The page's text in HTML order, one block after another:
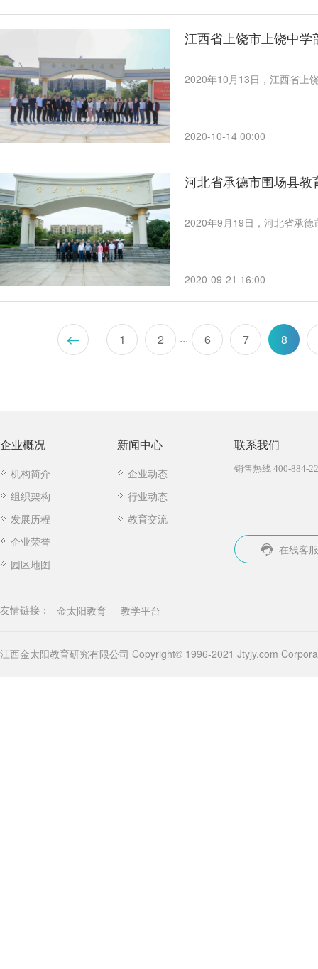
江西省上饶市上饶中
2020年10月13日，江西省上
2020-10-14 00:00
河北省承德市围场县
2020年9月19日，河北省承
2020-09-21 16:00
1 2 ... 6 7 8
企业概况
机构简介
组织架构
发展历程
企业荣誉
园区地图
新闻中心
企业动态
行业动态
教育交流
联系我们
销售热线 400-884-
在线客服
友情链接： 金太阳教育 教学平台
江西金太阳教育研究有限公司 Copyright© 1996-2021 Jtyjy.com